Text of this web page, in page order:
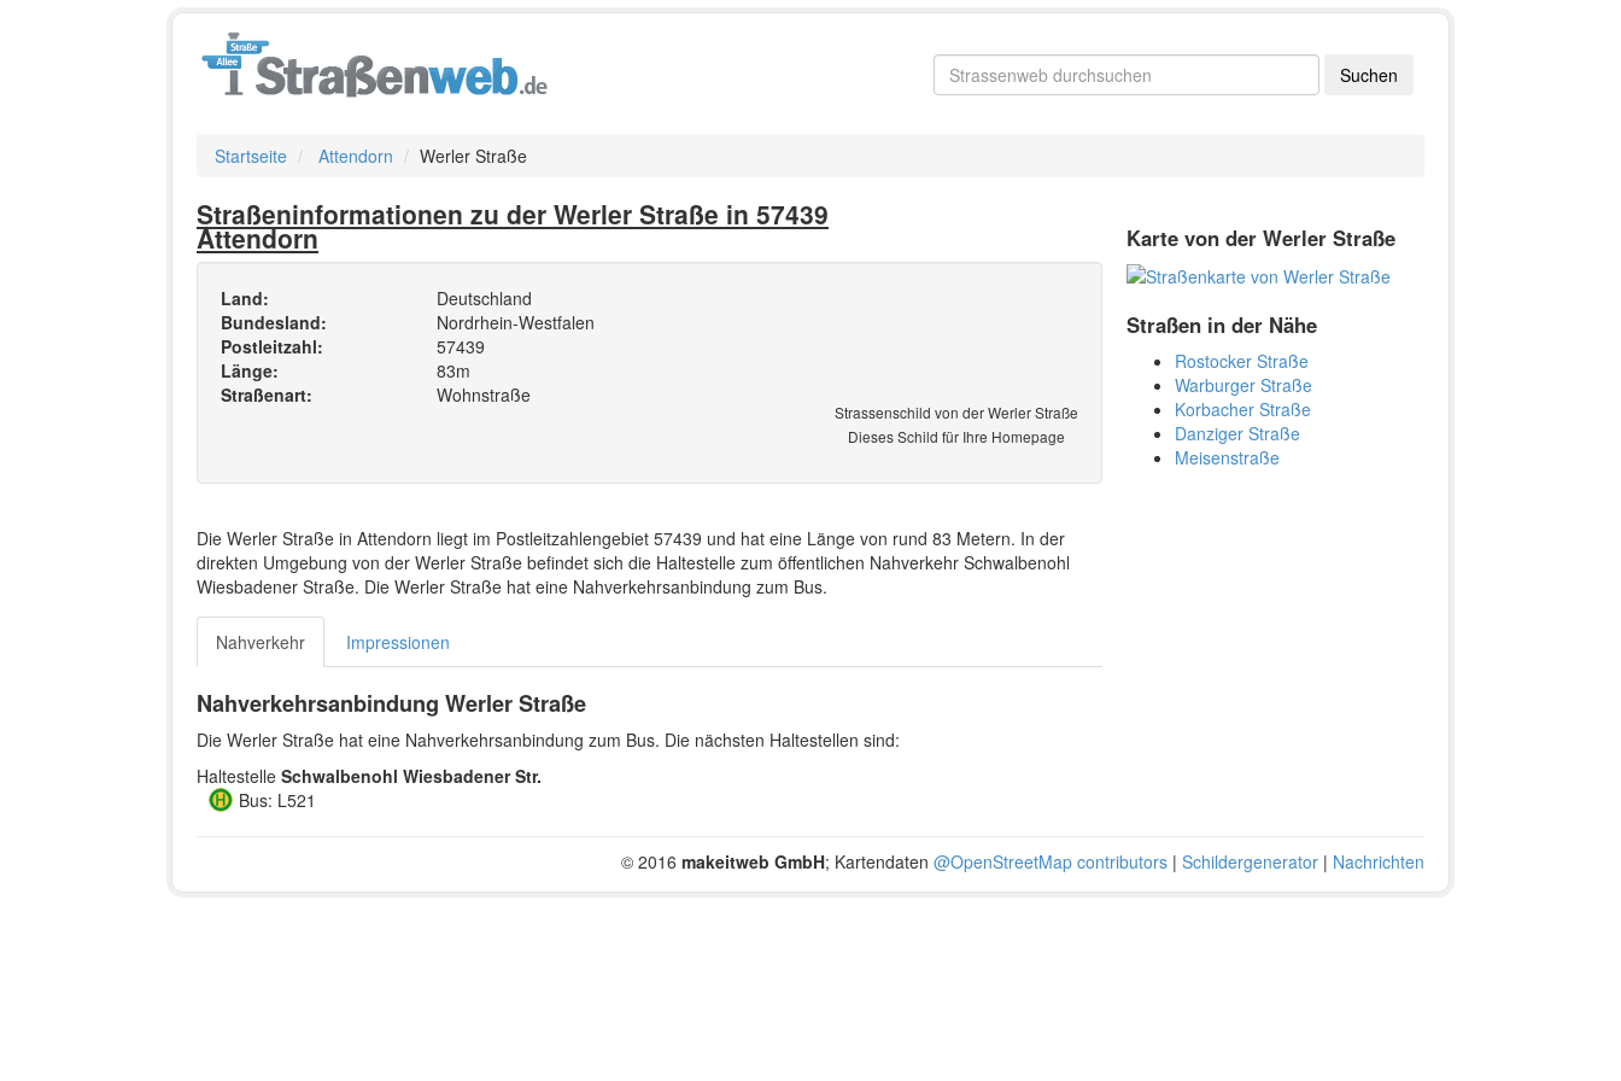
Startseite Attendorn Werler Straße
Straßeninformationen zu der Werler Straße in 57439
Attendorn
Strassenschild von der Werler Straße
Dieses Schild für Ihre Homepage
Land:
Deutschland
Bundesland:
Nordrhein-Westfalen
Postleitzahl:
57439
Länge:
83m
Straßenart:
Wohnstraße
Die Werler Straße in Attendorn liegt im Postleitzahlengebiet 57439 und hat eine Länge von rund 83 Metern. In der
direkten Umgebung von der Werler Straße befindet sich die Haltestelle zum öffentlichen Nahverkehr Schwalbenohl
Wiesbadener Straße. Die Werler Straße hat eine Nahverkehrsanbindung zum Bus.
Nahverkehr Impressionen
Nahverkehrsanbindung Werler Straße
Die Werler Straße hat eine Nahverkehrsanbindung zum Bus. Die nächsten Haltestellen sind:
Haltestelle Schwalbenohl Wiesbadener Str.
Bus: L521
Karte von der Werler Straße
Straßen in der Nähe
Rostocker Straße
Warburger Straße
Korbacher Straße
Danziger Straße
Meisenstraße
© 2016 makeitweb GmbH; Kartendaten @OpenStreetMap contributors | Schildergenerator | Nachrichten